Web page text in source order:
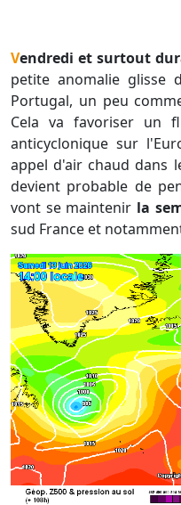
Vendredi et surtout
petite anomalie glisse
Portugal, un peu
Cela va favoriser un
anticyclonique sur
appel d'air chaud dans
devient probable de
vont se maintenir la
sud France et